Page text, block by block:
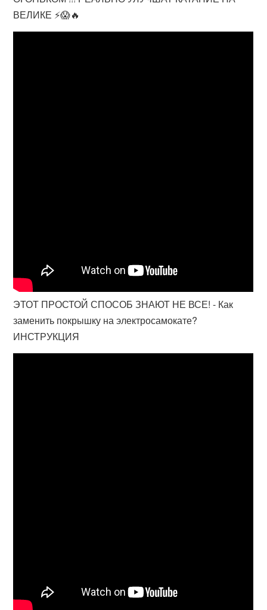
ВЕЛИКЕ ⚡️😱🔥
ЭТОТ ПРОСТОЙ СПОСОБ ЗНАЮТ НЕ ВСЕ! - Как
заменить покрышку на электросамокате?
ИНСТРУКЦИЯ